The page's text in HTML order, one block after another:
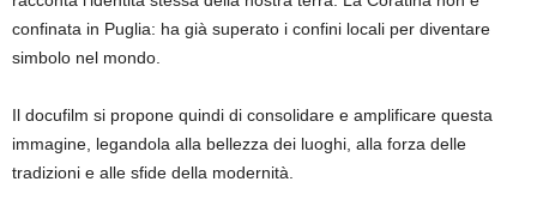
confinata in Puglia: ha già superato i confini locali per diventare
simbolo nel mondo.
Il docufilm si propone quindi di consolidare e amplificare questa
immagine, legandola alla bellezza dei luoghi, alla forza delle
tradizioni e alle sfide della modernità.